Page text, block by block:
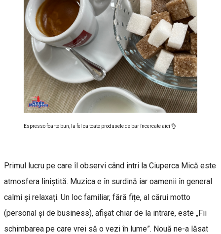
Espresso foarte bun, la fel ca toate produsele de bar încercate aici 👌
Primul lucru pe care îl observi când intri la Ciuperca Mică este
atmosfera liniștită. Muzica e în surdină iar oamenii în general
calmi și relaxați. Un loc familiar, fără fițe, al cărui motto
(personal și de business), afișat chiar de la intrare, este „Fii
schimbarea pe care vrei să o vezi în lume”. Nouă ne-a lăsat